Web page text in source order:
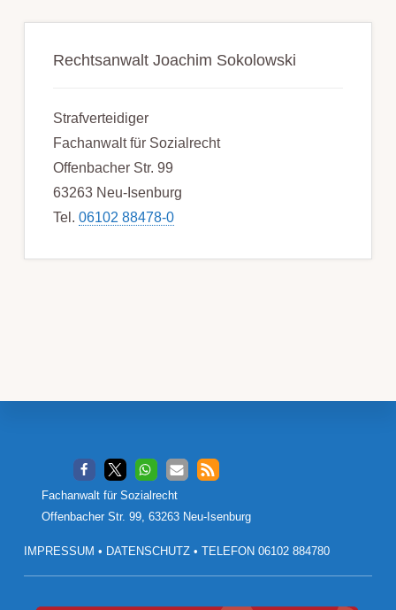
Rechtsanwalt Joachim Sokolowski
Strafverteidiger
Fachanwalt für Sozialrecht
Offenbacher Str. 99
63263 Neu-Isenburg
Tel. 06102 88478-0
Footer
Fachanwalt für Sozialrecht
Offenbacher Str. 99, 63263 Neu-Isenburg
IMPRESSUM • DATENSCHUTZ• TELEFON 06102 884780